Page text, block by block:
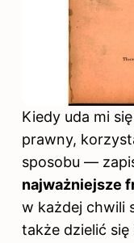
Kiedy uda mi
prawny,
sposobu —
najważniejsze
w każdej chwili
także dzielić